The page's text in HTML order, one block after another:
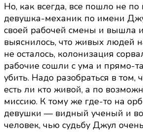
Но, как всегда, все пошло не по
девушка-механик по имени
своей рабочей смены и вышла
выяснилось, что живых людей
не осталось, колонизация
рабочие сошли с ума и прямо-
убить. Надо разобраться в том,
есть ли кто живой, а по
миссию. К тому же где-то на
девушки — видный ученый и
человек, чью судьбу Джул